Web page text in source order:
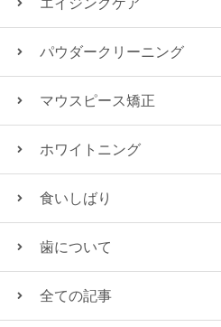
エイジングケア
パウダークリーニング
マウスピース矯正
ホワイトニング
食いしばり
歯について
全ての記事